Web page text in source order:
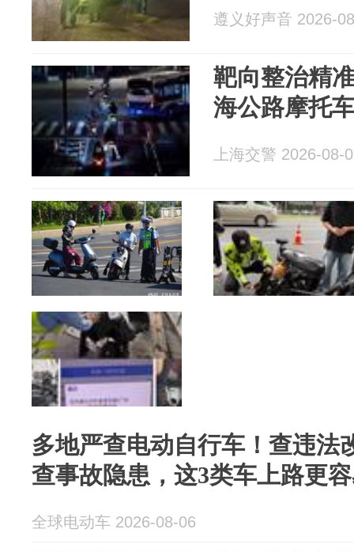
遵义好声音 2026-
靶向整治精
海公路摩托
上海交警 2026-08-
多地严查电动自行车！查违法
查事故隐患，这3类车上路更
全球电动车 2026-08-06